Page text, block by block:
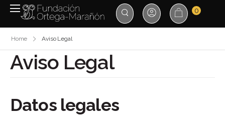
0
Home Aviso Legal
Aviso Legal
Datos legales